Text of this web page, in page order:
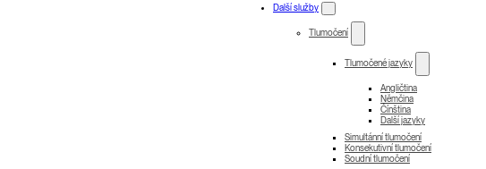
Další služby
Tlumočení
Tlumočené jazyky
Angličtina
Němčina
Čínština
Další jazyky
Simultánní tlumočení
Konsekutivní tlumočení
Soudní tlumočení